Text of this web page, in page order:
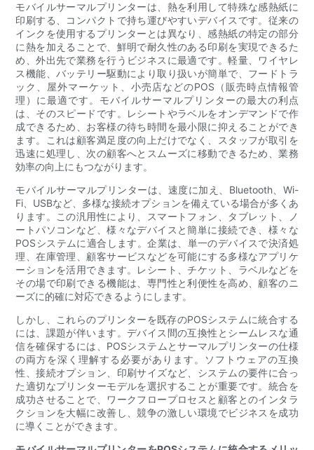
モバイルサーマルプリンターは、熱を利用して特殊な感熱紙に
印刷する、コンパクトで持ち運びやすいデバイスです。従来の
インクを使用するプリンターとは異なり、感熱紙の特定の部分
に熱を加えることで、鮮明で耐久性のある印刷を実現できるた
め、外出先で業務を行うビジネスに最適です。軽量、ワイヤレ
ス機能、バッテリー駆動により取り扱いが簡単で、フードトラ
ック、屋外マーケット、小売店などのPOS（販売時点情報管
理）に最適です。モバイルサーマルプリンターの最大の利点
は、そのスピードです。レシートやラベルをオンデマンドで作
成できるため、お客様の待ち時間を最小限に抑えることができ
ます。これは顧客満足度の向上だけでなく、スタッフが取引を
迅速に処理し、次の顧客へとスムーズに移動できるため、業務
効率の向上にもつながります。
モバイルサーマルプリンターは、速度に加え、Bluetooth、Wi-
Fi、USBなど、多様な接続オプションを備えている場合が多くあ
ります。この汎用性により、スマートフォン、タブレット、ノ
ートパソコンなど、様々なデバイスと簡単に接続でき、様々な
POSシステムに適合します。企業は、単一のデバイスで決済処
理、在庫管理、顧客サービスなどを可能にする多様なアプリケ
ーションを活用できます。レシート、チケット、ラベルなどを
その場で印刷できる機能は、専門性と利便性を高め、顧客のニ
ーズに的確に対応できるようにします。
しかし、これらのプリンターを既存のPOSシステムに統合する
には、課題が伴います。デバイス間の互換性とシームレスな通
信を確保するには、POSシステムとサーマルプリンターの仕様
の両方を深く理解する必要があります。ソフトウェアの互換
性、接続オプション、印刷サイズなど、システムの要件に合っ
た適切なプリンターモデルを選択することが重要です。統合を
成功させることで、ワークフロープロセスと顧客とのインタラ
クションを大幅に改善し、競争の激しい環境でビジネスを成功
に導くことができます。